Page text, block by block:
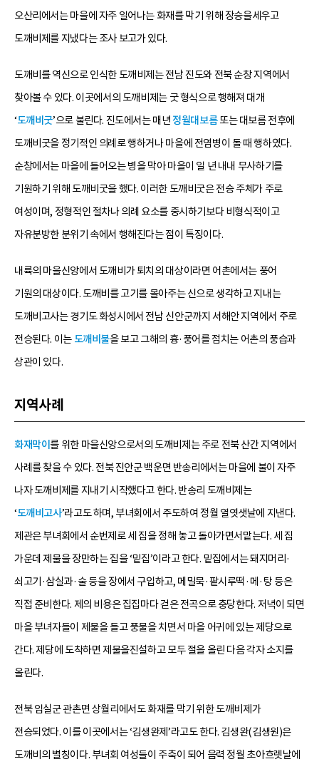
오산리에서는 마을에 자주 일어나는 화재를 막기 위해 장승을세우고
도깨비제를 지냈다는 조사 보고가 있다.
도깨비를 역신으로 인식한 도깨비제는 전남 진도와 전북 순창 지역에서
찾아볼 수 있다. 이곳에서의 도깨비제는 굿 형식으로 행해져 대개
‘도깨비굿’으로 불린다. 진도에서는 매년정월대보름또는 대보름 전후에
도깨비굿을 정기적인 의례로 행하거나 마을에 전염병이 돌 때 행하였다.
순창에서는 마을에 들어오는 병을 막아 마을이 일 년 내내 무사하기를
기원하기 위해 도깨비굿을 했다. 이러한 도깨비굿은 전승 주체가 주로
여성이며, 정형적인 절차나 의례 요소를 중시하기보다 비형식적이고
자유분방한 분위기 속에서 행해진다는 점이 특징이다.
내륙의 마을신앙에서 도깨비가 퇴치의 대상이라면 어촌에서는 풍어
기원의 대상이다. 도깨비를 고기를 몰아주는 신으로 생각하고 지내는
도깨비고사는 경기도 화성시에서 전남 신안군까지 서해안 지역에서 주로
전승된다. 이는 도깨비불을 보고 그해의 흉·풍어를 점치는 어촌의 풍습과
상관이 있다.
지역사례
화재막이 를 위한 마을신앙으로서의 도깨비제는 주로 전북 산간 지역에서
사례를 찾을 수 있다. 전북 진안군 백운면 반송리에서는 마을에 불이 자주
나자 도깨비제를 지내기 시작했다고 한다. 반송리 도깨비제는
‘도깨비고사’라고도 하며, 부녀회에서 주도하여 정월 열엿샛날에 지낸다.
제관은 부녀회에서 순번제로 세 집을 정해 놓고 돌아가면서맡는다. 세 집
가운데 제물을 장만하는 집을 ‘밑집’이라고 한다. 밑집에서는 돼지머리·
쇠고기·삼실과·술 등을 장에서 구입하고, 메밀묵·팥시루떡·메·탕 등은
직접 준비한다. 제의 비용은 집집마다 걷은 전곡으로 충당한다. 저녁이 되면
마을 부녀자들이 제물을 들고 풍물을 치면서 마을 어귀에 있는 제당으로
간다. 제당에 도착하면 제물을진설하고 모두 절을 올린 다음 각자 소지를
올린다.
전북 임실군 관촌면 상월리에서도 화재를 막기 위한 도깨비제가
전승되었다. 이를 이곳에서는 ‘김생완제’라고도 한다. 김생완(김생원)은
도깨비의 별칭이다. 부녀회 여성들이 주축이 되어 음력 정월 초아흐렛날에